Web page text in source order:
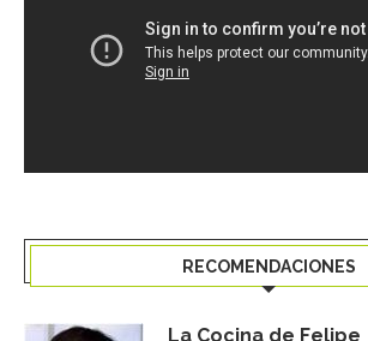
RECOMENDACIONES
La Cocina de Felipe